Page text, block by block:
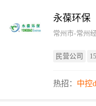
永葆环保
常州市-常州
民营公司
热招： 中控